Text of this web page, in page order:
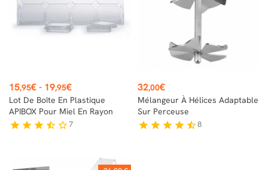
Prix
15,95€- 19,95€
Lot De Boîte En Plastique
APIBOX Pour Miel En Rayon
star star star star_half star_border7
Prix
32,00€
Mélangeur À Hélices Adaptable
Sur Perceuse
star star star star star_half8